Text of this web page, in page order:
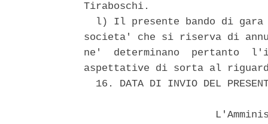
Tiraboschi.
l) Il presente bando di
societa' che si riserva di
ne'  determinano  pertanto
aspettative di sorta al
16. DATA DI INVIO DEL